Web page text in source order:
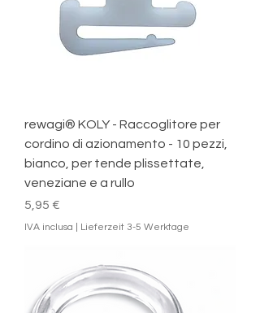
rewagi® KOLY - Raccoglitore per
cordino di azionamento - 10 pezzi,
bianco, per tende plissettate,
veneziane e a rullo
Prezzo
5,95 €
IVA inclusa Lieferzeit 3-5 Werktage